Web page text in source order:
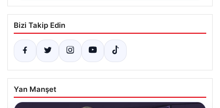
Bizi Takip Edin
Yan Manşet